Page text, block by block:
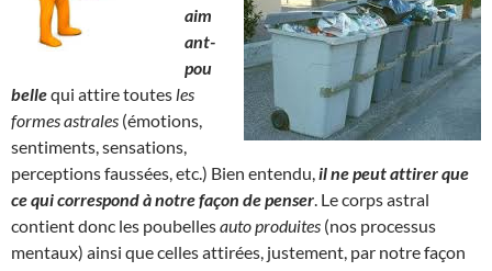
aim
ant-
pou
bellequi attire toutes les
formes astrales (émotions,
sentiments, sensations,
perceptions faussées, etc.) Bien entendu, il ne peut attirer que
ce qui correspond à notre façon de penser . Le corps astral
contient donc les poubellesauto produites (nos processus
mentaux) ainsi que celles attirées, justement, par notre façon